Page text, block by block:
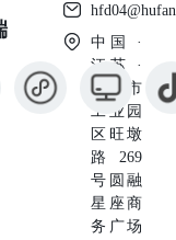
中国 ·
江苏 ·
苏州市
工业园
区旺墩
路269
号圆融
星座商
务广场